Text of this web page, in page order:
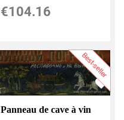
€104.16
Best-seller
Panneau de cave à vin